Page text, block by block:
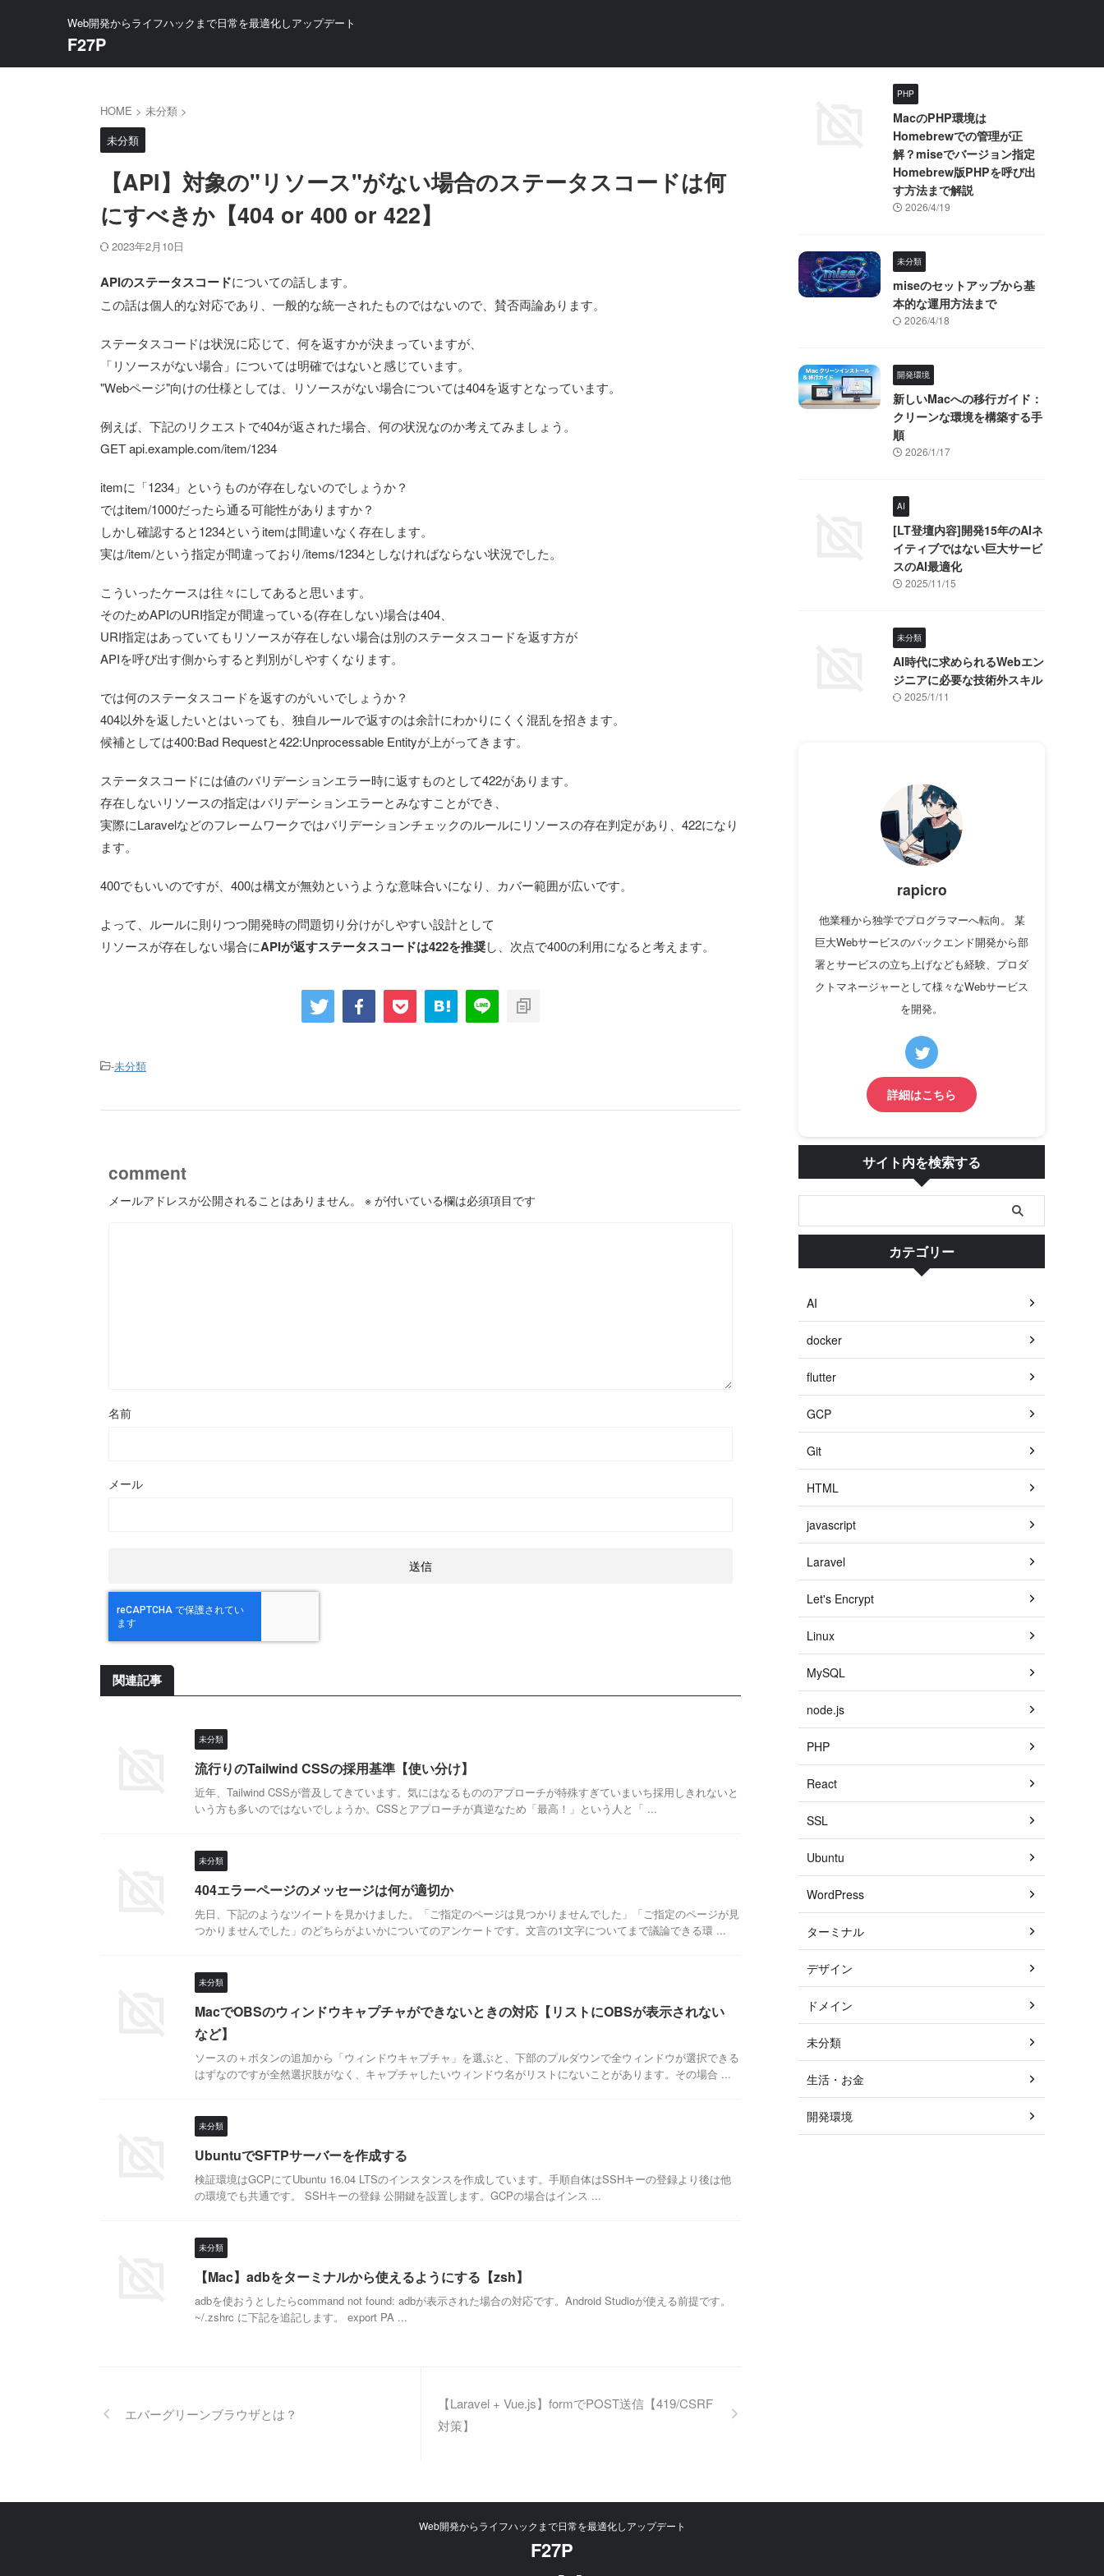
Web開発からライフハックまで日常を最適化しアップデート
F27P
HOME > 未分類 >
未分類
【API】対象の"リソース"がない場合のステータスコードは何
にすべきか【404 or 400 or 422】
2023年2月10日
APIのステータスコードについての話します。
この話は個人的な対応であり、一般的な統一されたものではないので、賛否両論あります。
ステータスコードは状況に応じて、何を返すかが決まっていますが、
「リソースがない場合」については明確ではないと感じています。
"Webページ"向けの仕様としては、リソースがない場合については404を返すとなっています。
例えば、下記のリクエストで404が返された場合、何の状況なのか考えてみましょう。
GET api.example.com/item/1234
itemに「1234」というものが存在しないのでしょうか？
ではitem/1000だったら通る可能性がありますか？
しかし確認すると1234というitemは間違いなく存在します。
実は/item/という指定が間違っており/items/1234としなければならない状況でした。
こういったケースは往々にしてあると思います。
そのためAPIのURI指定が間違っている(存在しない)場合は404、
URI指定はあっていてもリソースが存在しない場合は別のステータスコードを返す方が
APIを呼び出す側からすると判別がしやすくなります。
では何のステータスコードを返すのがいいでしょうか？
404以外を返したいとはいっても、独自ルールで返すのは余計にわかりにくく混乱を招きます。
候補としては400:Bad Requestと422:Unprocessable Entityが上がってきます。
ステータスコードには値のバリデーションエラー時に返すものとして422があります。
存在しないリソースの指定はバリデーションエラーとみなすことができ、
実際にLaravelなどのフレームワークではバリデーションチェックのルールにリソースの存在判定があり、422になり
ます。
400でもいいのですが、400は構文が無効というような意味合いになり、カバー範囲が広いです。
よって、ルールに則りつつ開発時の問題切り分けがしやすい設計として
リソースが存在しない場合にAPIが返すステータスコードは422を推奨し、次点で400の利用になると考えます。
-未分類
comment
メールアドレスが公開されることはありません。 ※ が付いている欄は必須項目です
名前
メール
関連記事
未分類
流行りのTailwind CSSの採用基準【使い分け】
近年、Tailwind CSSが普及してきています。気にはなるもののアプローチが特殊すぎていまいち採用しきれないと
いう方も多いのではないでしょうか。CSSとアプローチが真逆なため「最高！」という人と「 ...
未分類
404エラーページのメッセージは何が適切か
先日、下記のようなツイートを見かけました。「ご指定のページは見つかりませんでした」「ご指定のページが見
つかりませんでした」のどちらがよいかについてのアンケートです。文言の1文字についてまで議論できる環 ...
未分類
MacでOBSのウィンドウキャプチャができないときの対応【リストにOBSが表示されない
など】
ソースの＋ボタンの追加から「ウィンドウキャプチャ」を選ぶと、下部のプルダウンで全ウィンドウが選択できる
はずなのですが全然選択肢がなく、キャプチャしたいウィンドウ名がリストにないことがあります。その場合 ...
未分類
UbuntuでSFTPサーバーを作成する
検証環境はGCPにてUbuntu 16.04 LTSのインスタンスを作成しています。手順自体はSSHキーの登録より後は他
の環境でも共通です。 SSHキーの登録 公開鍵を設置します。GCPの場合はインス ...
未分類
【Mac】adbをターミナルから使えるようにする【zsh】
adbを使おうとしたらcommand not found: adbが表示された場合の対応です。Android Studioが使える前提です。
~/.zshrc に下記を追記します。 export PA ...
エバーグリーンブラウザとは？
【Laravel + Vue.js】formでPOST送信【419/CSRF
対策】
PHP
MacのPHP環境は
Homebrewでの管理が正
解？miseでバージョン指定
Homebrew版PHPを呼び出
す方法まで解説
2026/4/19
未分類
miseのセットアップから基
本的な運用方法まで
2026/4/18
開発環境
新しいMacへの移行ガイド：
クリーンな環境を構築する手
順
2026/1/17
AI
[LT登壇内容]開発15年のAIネ
イティブではない巨大サービ
スのAI最適化
2025/11/15
未分類
AI時代に求められるWebエン
ジニアに必要な技術外スキル
2025/1/11
rapicro
他業種から独学でプログラマーへ転向。 某
巨大Webサービスのバックエンド開発から部
署とサービスの立ち上げなども経験、プロダ
クトマネージャーとして様々なWebサービス
を開発。
詳細はこちら
サイト内を検索する
カテゴリー
AI
docker
flutter
GCP
Git
HTML
javascript
Laravel
Let's Encrypt
Linux
MySQL
node.js
PHP
React
SSL
Ubuntu
WordPress
ターミナル
デザイン
ドメイン
未分類
生活・お金
開発環境
Web開発からライフハックまで日常を最適化しアップデート
F27P